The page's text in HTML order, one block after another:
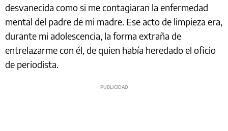
desvanecida como si me contagiaran la enfermedad
mental del padre de mi madre. Ese acto de limpieza era,
durante mi adolescencia, la forma extraña de
entrelazarme con él, de quien había heredado el oficio
de periodista.